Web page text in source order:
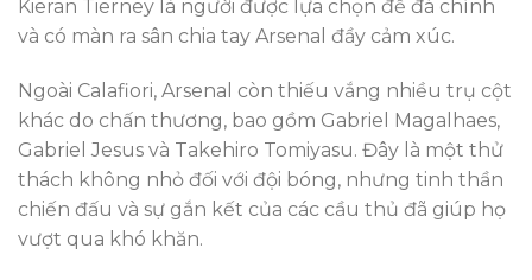
Kieran Tierney là người được lựa chọn để đá chính
và có màn ra sân chia tay Arsenal đầy cảm xúc.
Ngoài Calafiori, Arsenal còn thiếu vắng nhiều trụ cột
khác do chấn thương, bao gồm Gabriel Magalhaes,
Gabriel Jesus và Takehiro Tomiyasu. Đây là một thử
thách không nhỏ đối với đội bóng, nhưng tinh thần
chiến đấu và sự gắn kết của các cầu thủ đã giúp họ
vượt qua khó khăn.